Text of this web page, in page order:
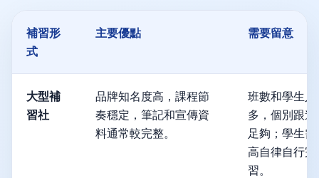
補習形
式
主要優點 需要留意
大型補
習社
品牌知名度高，課程節
奏穩定，筆記和宣傳資
料通常較完整。
班數和學生人
多，個別跟
足夠；學生
高自律自行完
習。